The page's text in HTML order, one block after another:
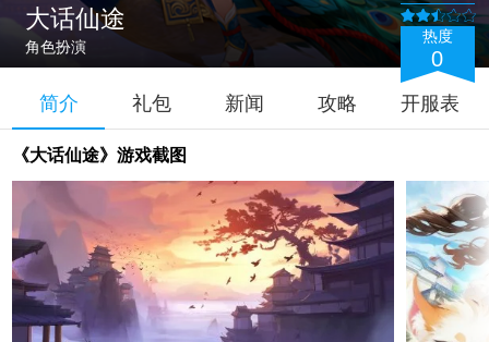
大话仙途
角色扮演
热度
0
简介 礼包 新闻 攻略 开服表
《大话仙途》游戏截图